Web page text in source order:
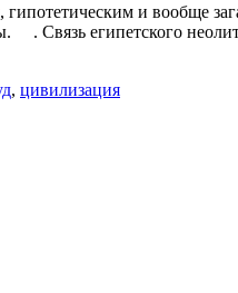
и вообще
Связь египетского
, цивилизация